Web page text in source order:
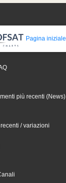
Pagina iniziale
più recenti (News)
/ variazioni